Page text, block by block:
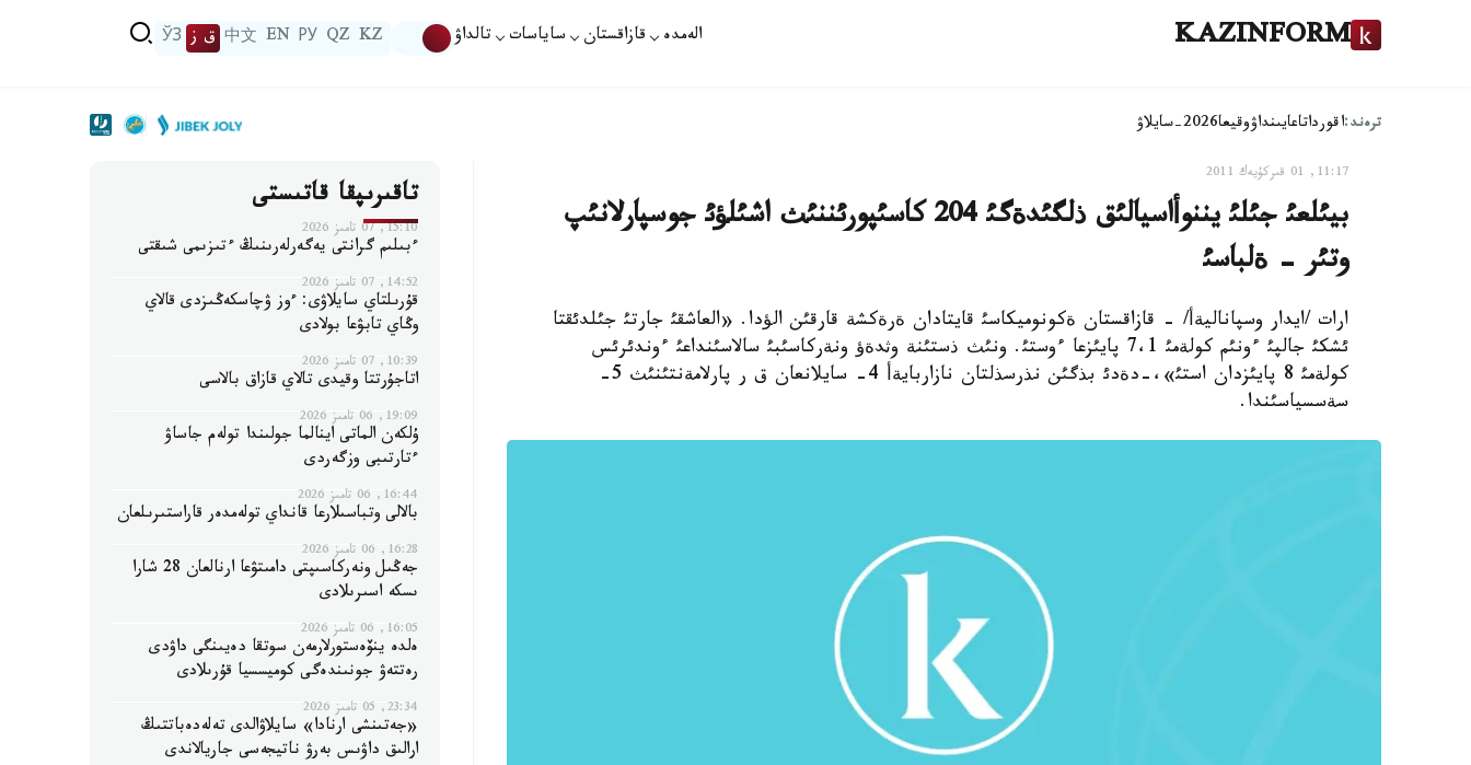
KAZINFORM الەمدە قازاقستان ساياسات تالداۋ KZ
QZ
РУ
EN
中文 ق ز ЎЗ
ترەند:اقورداتاعايىنداۋوقيعا2026-سايلاۋ
11:17, 01 قىركۇيەك 2011
بيئلعئ جئلئ يننوأاسيالئق ذلگئدةگئ 204 كاسئپورئننئث اشئلؤئ جوسپارلانئپ
وتئر - ةلباسئ
ارات /ايدار وسپاناليةأ/ - قازاقستان ةكونوميكاسئ قايتادان ةرةكشة قارقئن الؤدا. «العاشقئ جارتئ جئلدئقتا
ئشكئ جالپئ ءونئم كولةمئ 7،1 پايئزعا ءوستئ. ونئث ذستئنة وثدةؤ ونةركاسئبئ سالاسئنداعئ ءوندئرئس
كولةمئ 8 پايئزدان استئ»،-دةدئ بذگئن نذرسذلتان نازاربايةأ 4- سايلانعان ق ر پارلامةنتئنئث 5-
سةسسياسئندا.
تاقىرىپقا قاتىستى
15:10, 07 تامىز 2026
ءبىلىم گرانتى يەگەرلەرىنىڭ ءتىزىمى شىقتى
14:52, 07 تامىز 2026
قۇرىلتاي سايلاۋى: ءوز ۋچاسكەڭىزدى قالاي
وڭاي تابۋعا بولادى
10:39, 07 تامىز 2026
اتاجۇرتتا وقيدى تالاي قازاق بالاسى
19:09, 06 تامىز 2026
ۇلكەن الماتى اينالما جولىندا تولەم جاساۋ
ءتارتىبى وزگەردى
16:44, 06 تامىز 2026
بالالى وتباسىلارعا قانداي تولەمدەر قاراستىرىلعان
16:28, 06 تامىز 2026
جەڭىل ونەركاسىپتى دامىتۋعا ارنالعان 28 شارا
ىسكە اسىرىلادى
16:05, 06 تامىز 2026
ەلدە ينۆەستورلارمەن سوتقا دەيىنگى داۋدى
رەتتەۋ جونىندەگى كوميسسيا قۇرىلادى
23:34, 05 تامىز 2026
«جەتىنشى ارنادا» سايلاۋالدى تەلەدەباتتىڭ
ارالىق داۋىس بەرۋ ناتيجەسى جاريالاندى